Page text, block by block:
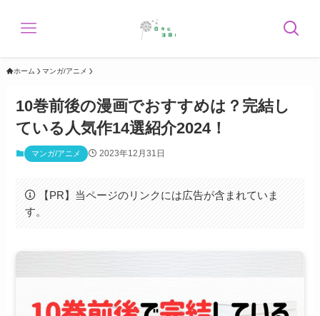
ホーム マンガ/アニメ
10巻前後の漫画でおすすめは？完結し
ている人気作14選紹介2024！
マンガ/アニメ 2023年12月31日
【PR】当ページのリンクには広告が含まれていま
す。